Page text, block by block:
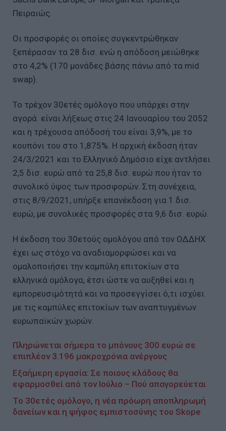
Πειραιώς.
Οι προσφορές οι οποίες συγκεντρώθηκαν
ξεπέρασαν τα 28 δισ. ενώ η απόδοση μειώθηκε
στο 4,2% (170 μονάδες βάσης πάνω από τα mid
swap).
Το τρέχον 30ετές ομόλογο που υπάρχει στην
αγορά είναι λήξεως στις 24 Ιανουαρίου του 2052
και η τρέχουσα απόδοσή του είναι 3,9%, με το
κουπόνι του στο 1,875%. Η αρχική έκδοση ήταν
24/3/2021 και το Ελληνικό Δημόσιο είχε αντλήσει
2,5 δισ. ευρώ από τα 25,8 δισ. ευρώ που ήταν το
συνολικό ύψος των προσφορών. Στη συνέχεια,
στις 8/9/2021, υπήρξε επανέκδοση για 1 δισ.
ευρώ, με συνολικές προσφορές στα 9,6 δισ. ευρώ.
Η έκδοση του 30ετούς ομολόγου από τον ΟΔΔΗΧ
έχει ως στόχο να αναδιαμορφώσει και να
ομαλοποιήσει την καμπύλη επιτοκίων στα
ελληνικά ομόλογα, έτσι ώστε να αυξηθεί και η
εμπορευσιμότητά και να προσεγγίσει ό,τι ισχύει
με τις καμπύλες επιτοκίων των αναπτυγμένων
ευρωπαϊκών χωρών.
Πληρώνεται σήμερα το μπόνους 300 ευρώ σε
επιπλέον 3.196 μακροχρόνια ανέργους
Εξαήμερη εργασία: Σε ποιους κλάδους θα
εφαρμοσθεί από τον Ιούλιο – Πού απαγορεύεται
Το 30ετές ομόλογο, η νέα πρόωρη αποπληρωμή
δανείων και η ψήφος εμπιστοσύνης του Skope